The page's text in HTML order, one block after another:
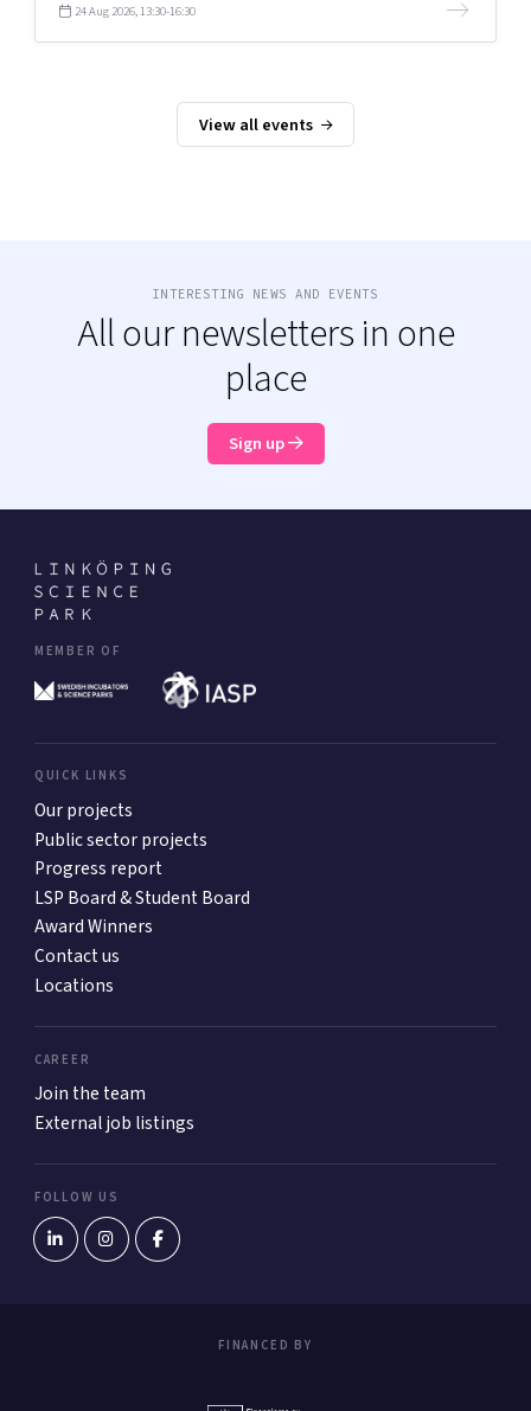
24 Aug 2026, 13:30-16:30
View all events
INTERESTING NEWS AND EVENTS
All our newsletters in one
place
Sign up
MEMBER OF
QUICK LINKS
Our projects
Public sector projects
Progress report
LSP Board & Student Board
Award Winners
Contact us
Locations
CAREER
Join the team
External job listings
FOLLOW US
FINANCED BY